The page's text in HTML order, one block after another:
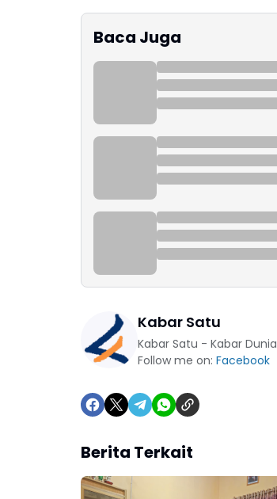
Baca Juga
Kabar Satu
Kabar Satu - Kabar
Follow me on: Facebook
Berita Terkait